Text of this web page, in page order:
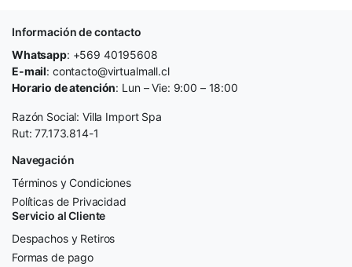
Información de contacto
Whatsapp: +569 40195608
E-mail: contacto@virtualmall.cl
Horario de atención: Lun – Vie: 9:00 – 18:00
Razón Social: Villa Import Spa
Rut: 77.173.814-1
Navegación
Términos y Condiciones
Políticas de Privacidad
Servicio al Cliente
Despachos y Retiros
Formas de pago